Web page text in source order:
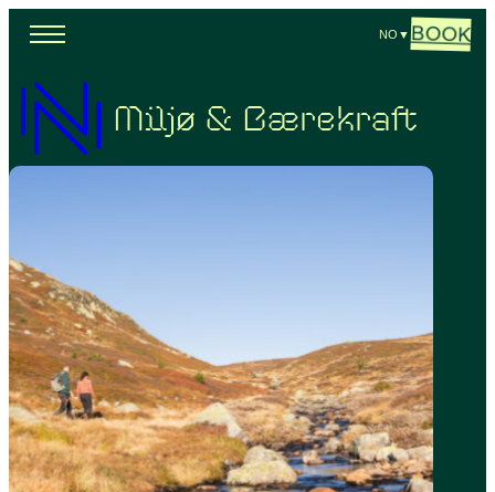
NO ▼BOOK
Miljø & Bærekraft